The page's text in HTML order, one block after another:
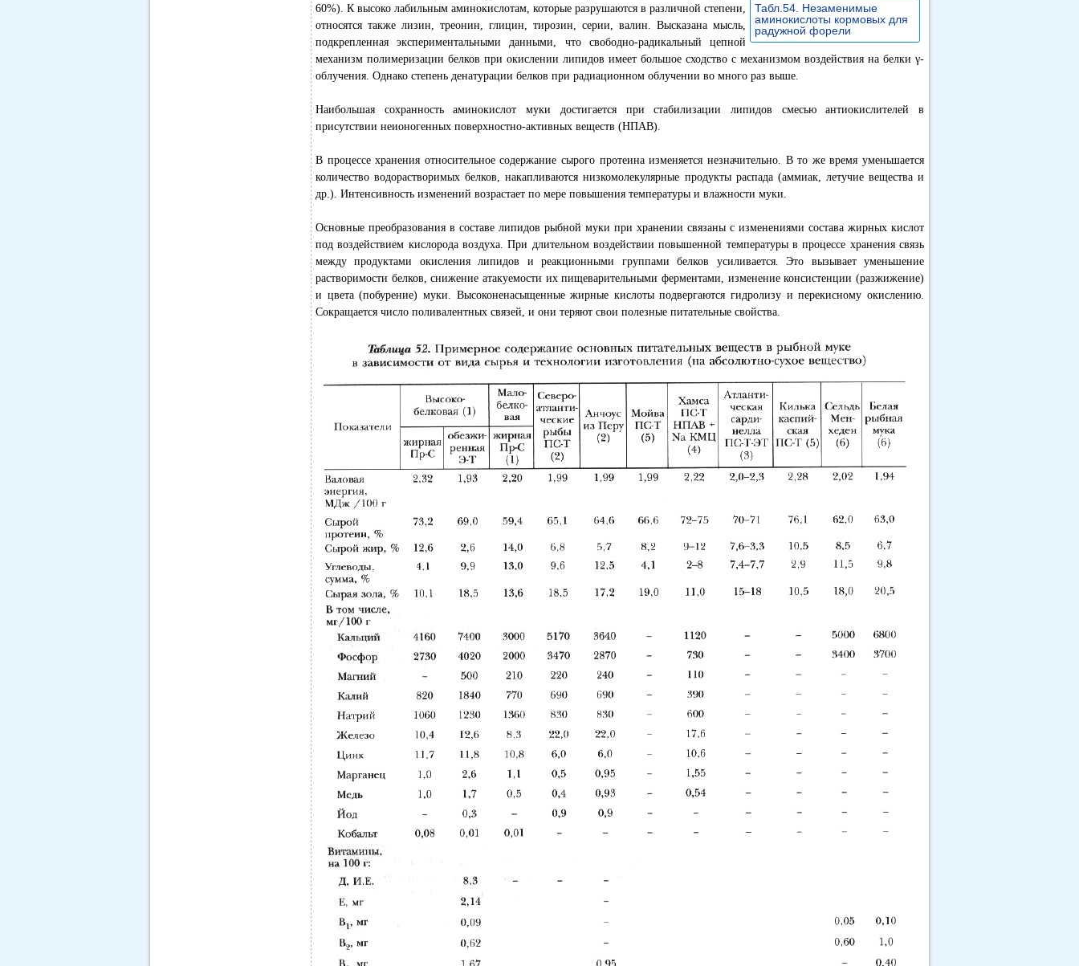
Табл.54. Незаменимые
аминокислоты кормовых для
радужной форели
60%). К высоко лабильным аминокислотам, которые разрушаются в различной степени,
относятся также лизин, треонин, глицин, тирозин, серии, валин. Высказана мысль,
подкрепленная экспериментальными данными, что свободно-радикальный цепной
механизм полимеризации белков при окислении липидов имеет большое сходство с механизмом воздействия на белки γ-
облучения. Однако степень денатурации белков при радиационном облучении во много раз выше.
Наибольшая сохранность аминокислот муки достигается при стабилизации липидов смесью антиокислителей в
присутствии неионогенных поверхностно-активных веществ (НПАВ).
В процессе хранения относительное содержание сырого протеина изменяется незначительно. В то же время уменьшается
количество водорастворимых белков, накапливаются низкомолекулярные продукты распада (аммиак, летучие вещества и
др.). Интенсивность изменений возрастает по мере повышения температуры и влажности муки.
Основные преобразования в составе липидов рыбной муки при хранении связаны с изменениями состава жирных кислот
под воздействием кислорода воздуха. При длительном воздействии повышенной температуры в процессе хранения связь
между продуктами окисления липидов и реакционными группами белков усиливается. Это вызывает уменьшение
растворимости белков, снижение атакуемости их пищеварительными ферментами, изменение консистенции (разжижение)
и цвета (побурение) муки. Высоконенасыщенные жирные кислоты подвергаются гидролизу и перекисному окислению.
Сокращается число поливалентных связей, и они теряют свои полезные питательные свойства.